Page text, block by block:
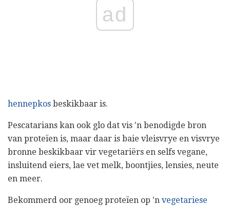
ad
hennepkos beskikbaar is.
Pescatarians kan ook glo dat vis 'n benodigde bron
van proteïen is, maar daar is baie vleisvrye en visvrye
bronne beskikbaar vir vegetariërs en selfs vegane,
insluitend eiers, lae vet melk, boontjies, lensies, neute
en meer.
Bekommerd oor genoeg proteïen op 'n vegetariese